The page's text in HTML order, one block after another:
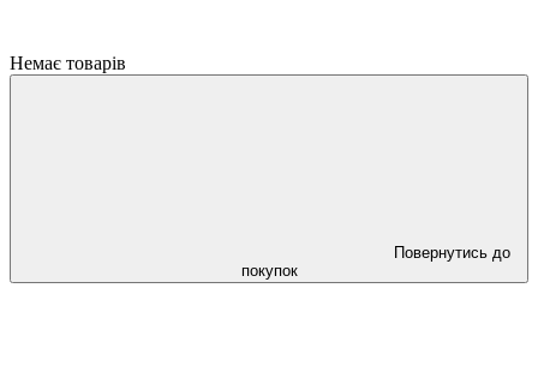
Немає товарів
Повернутись до
покупок